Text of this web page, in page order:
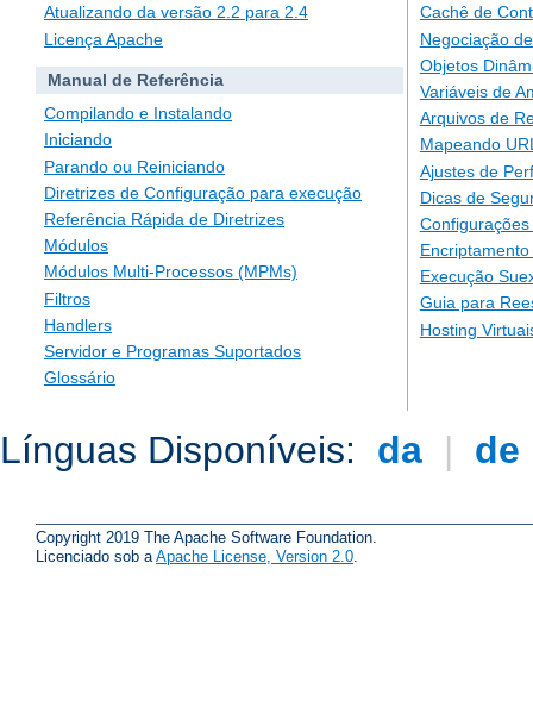
Atualizando da versão 2.2 para 2.4
Licença Apache
Manual de Referência
Compilando e Instalando
Iniciando
Parando ou Reiniciando
Diretrizes de Configuração para execução
Referência Rápida de Diretrizes
Módulos
Módulos Multi-Processos (MPMs)
Filtros
Handlers
Servidor e Programas Suportados
Glossário
Cachê de
Negociação
Objetos
Variáveis de
Arquivos de
Mapeando
Ajustes de
Dicas de
Execução
Guia para
Hosting
Línguas Disponíveis: da | de
Copyright 2019 The Apache Software Foundation.
Licenciado sob a Apache License, Version 2.0